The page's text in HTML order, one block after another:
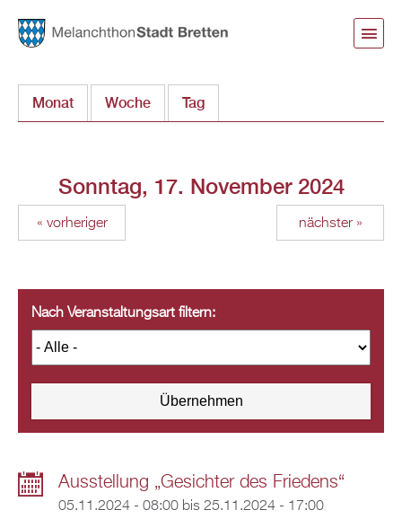
Monat Woche Tag
Sonntag, 17. November 2024
« vorheriger nächster »
Nach Veranstaltungsart filtern:
Ausstellung „Gesichter des Friedens“
05.11.2024 - 08:00bis 25.11.2024 - 17:00